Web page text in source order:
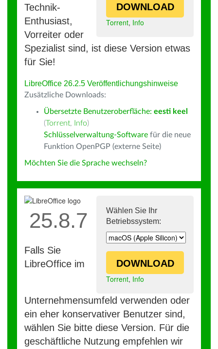
DOWNLOAD
Torrent, Info
Technik-
Enthusiast,
Vorreiter oder
Spezialist sind, ist diese Version etwas
für Sie!
LibreOffice 26.2.5 Veröffentlichungshinweise
Zusätzliche Downloads:
Übersetzte Benutzeroberfläche: eesti keel
(Torrent, Info)
Schlüsselverwaltung-Software für die neue
Funktion OpenPGP (externe Seite)
Möchten Sie die Sprache wechseln?
Wählen Sie Ihr
Betriebssystem:
DOWNLOAD
Torrent, Info
25.8.7
Falls Sie
LibreOffice im
Unternehmensumfeld verwenden oder
ein eher konservativer Benutzer sind,
wählen Sie bitte diese Version. Für die
geschäftliche Nutzung empfehlen wir